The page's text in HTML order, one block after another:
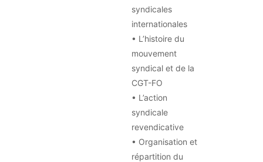
syndicales
internationales
• L’histoire du
mouvement
syndical et de la
CGT-FO
• L’action
syndicale
revendicative
• Organisation et
répartition du